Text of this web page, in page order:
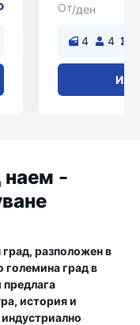
От/ден
4 4
наем -
разположен в
големина град в
история и